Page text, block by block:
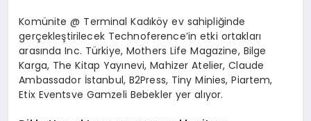
Komünite @ Terminal Kadıköy ev sahipliğinde
gerçekleştirilecek Technoference’in etki ortakları
arasında Inc. Türkiye, Mothers Life Magazine, Bilge
Karga, The Kitap Yayınevi, Mahizer Atelier, Claude
Ambassador İstanbul, B2Press, Tiny Minies, Piartem,
Etix Eventsve Gamzeli Bebekler yer alıyor.